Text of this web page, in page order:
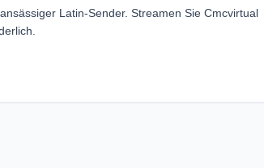
Latin-Sender. Streamen Sie Cmcvirtual